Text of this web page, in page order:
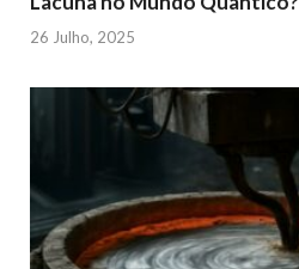
26 Julho, 2025